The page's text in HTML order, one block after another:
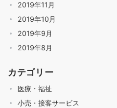
2019年11月
2019年10月
2019年9月
2019年8月
カテゴリー
医療・福祉
小売・接客サービス